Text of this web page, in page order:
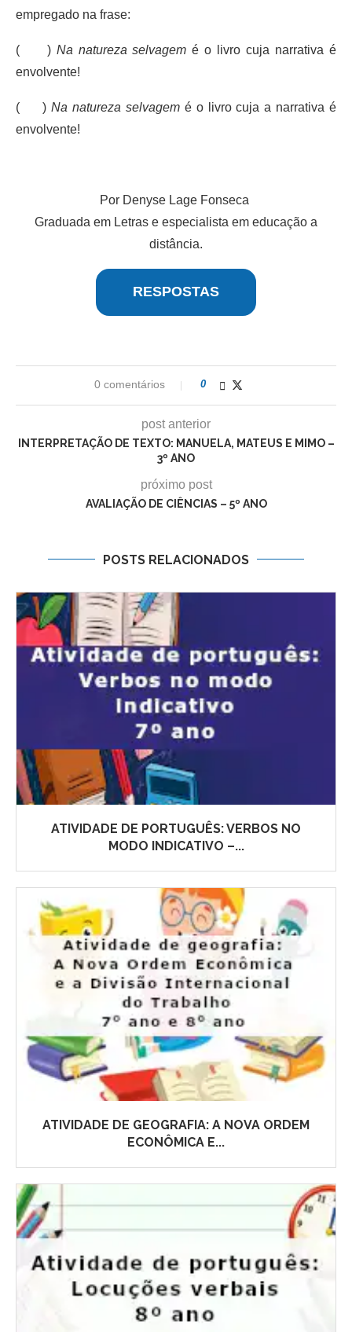
empregado na frase:
( ) Na natureza selvagemé o livro cuja narrativa é
envolvente!
( )Na natureza selvagem é o livro cuja a narrativa é
envolvente!
Por Denyse Lage Fonseca
Graduada em Letras e especialista em educação a
distância.
RESPOSTAS
0 comentários 0
post anterior
INTERPRETAÇÃO DE TEXTO: MANUELA, MATEUS E MIMO –
3º ANO
próximo post
AVALIAÇÃO DE CIÊNCIAS – 5º ANO
POSTS RELACIONADOS
ATIVIDADE DE PORTUGUÊS: VERBOS NO
MODO INDICATIVO –...
ATIVIDADE DE GEOGRAFIA: A NOVA ORDEM
ECONÔMICA E...